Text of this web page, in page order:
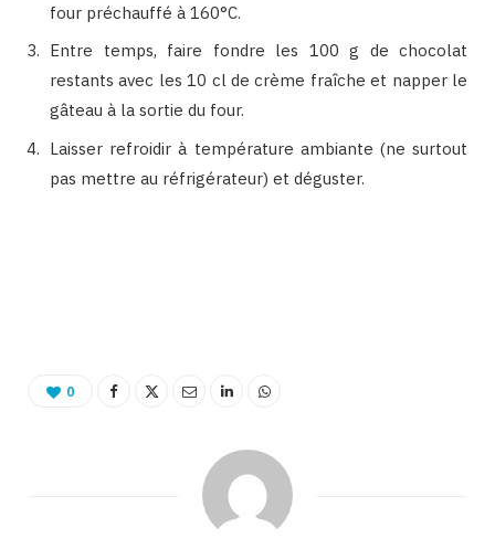
four préchauffé à 160°C.
Entre temps, faire fondre les 100 g de chocolat
restants avec les 10 cl de crème fraîche et napper le
gâteau à la sortie du four.
Laisser refroidir à température ambiante (ne surtout
pas mettre au réfrigérateur) et déguster.
0